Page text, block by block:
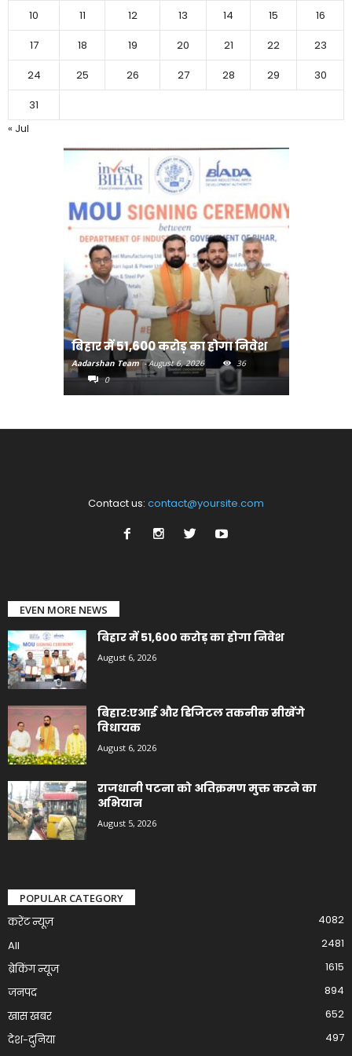
10
11 12 13 14 15
16
17
18 19 20 21 22
23
24
25 26 27 28 29
30
31
« Jul
बिहार में 51,600 करोड़ का होगा निवेश
Aadarshan Team - August 6, 2026
36
0
Contact us: contact@yoursite.com
EVEN MORE NEWS
बिहार में 51,600 करोड़ का होगा निवेश
August 6, 2026
बिहार:एआई और डिजिटल तकनीक सीखेंगे
विधायक
August 6, 2026
राजधानी पटना को अतिक्रमण मुक्त करने का
अभियान
August 5, 2026
POPULAR CATEGORY
करेंट न्यूज़
4082
All
2481
ब्रेकिंग न्यूज
1615
जनपद
894
खास खबर
652
देश-दुनिया
497